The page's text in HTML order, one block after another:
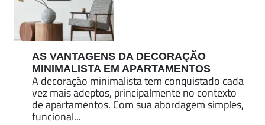
AS VANTAGENS DA DECORAÇÃO
MINIMALISTA EM APARTAMENTOS
A decoração minimalista tem conquistado cada
vez mais adeptos, principalmente no contexto
de apartamentos. Com sua abordagem simples,
funcional...